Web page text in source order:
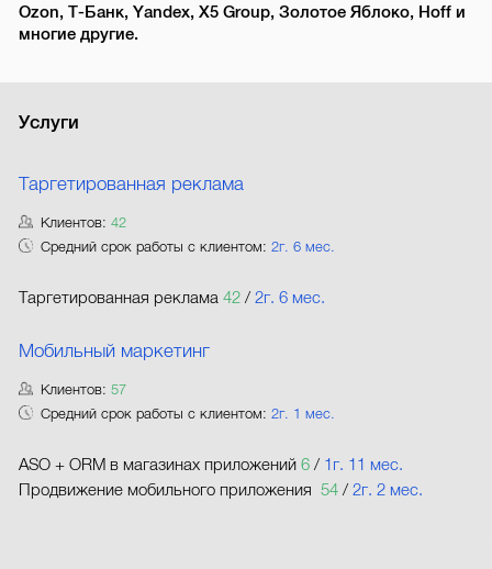
Ozon, Т-Банк, Yandex, X5 Group, Золотое Яблоко, Hoff и
многие другие.
Услуги
Таргетированная реклама
Клиентов:42
Средний срок работы с клиентом:2г. 6 мес.
Таргетированная реклама 42 /2г. 6 мес.
Мобильный маркетинг
Клиентов:57
Средний срок работы с клиентом:2г. 1 мес.
ASO + ORM в магазинах приложений 6 / 1г. 11 мес.
Продвижение мобильного приложения 54 /2г. 2 мес.